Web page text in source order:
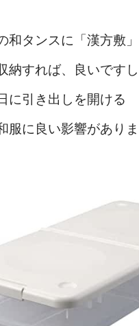
和タンスに「漢方敷」
納すれば、良いですし
に引き出しを開ける
服に良い影響がありま